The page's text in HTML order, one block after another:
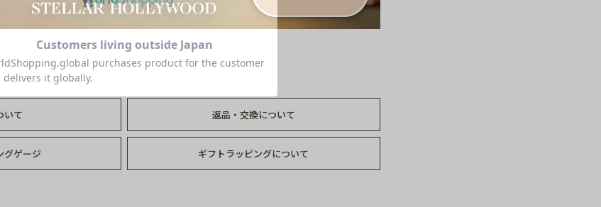
いて 返品・交換について
グゲージ ギフトラッピングについて